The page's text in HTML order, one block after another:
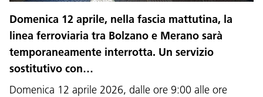
Domenica 12 aprile, nella fascia mattutina, la
linea ferroviaria tra Bolzano e Merano sarà
temporaneamente interrotta. Un servizio
sostitutivo con…
Domenica 12 aprile 2026, dalle ore 9:00 alle ore